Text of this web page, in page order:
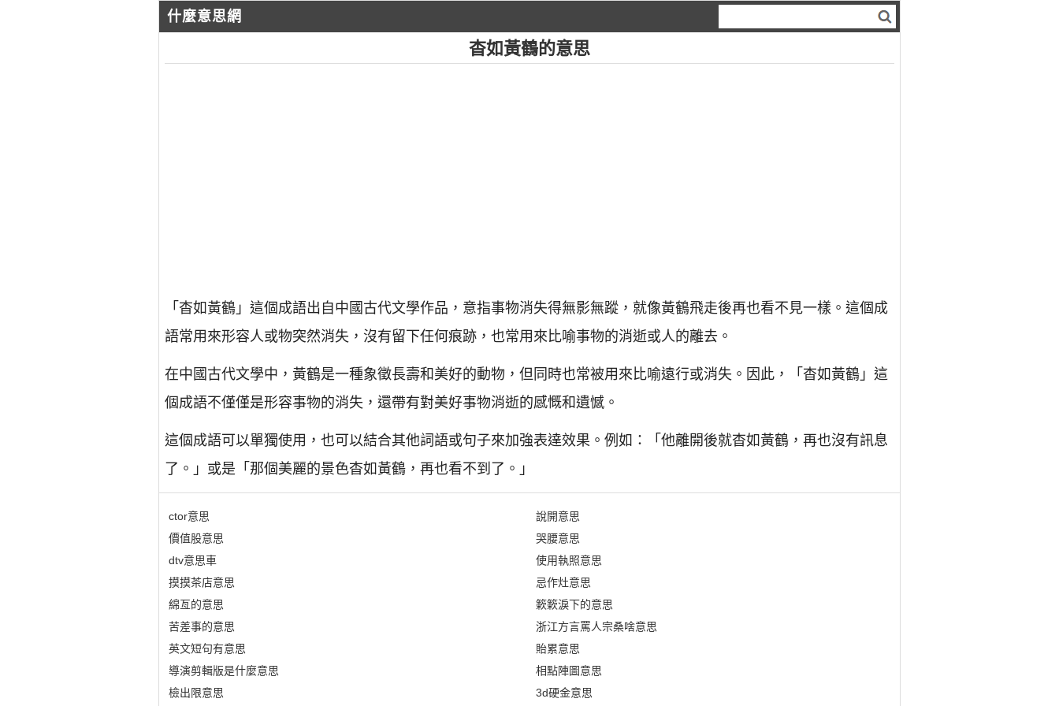
什麼意思網
杳如黃鶴的意思
「杳如黃鶴」這個成語出自中國古代文學作品，意指事物消失得無影無蹤，就像黃鶴飛走後再也看不見一樣。這個成
語常用來形容人或物突然消失，沒有留下任何痕跡，也常用來比喻事物的消逝或人的離去。
在中國古代文學中，黃鶴是一種象徵長壽和美好的動物，但同時也常被用來比喻遠行或消失。因此，「杳如黃鶴」這
個成語不僅僅是形容事物的消失，還帶有對美好事物消逝的感慨和遺憾。
這個成語可以單獨使用，也可以結合其他詞語或句子來加強表達效果。例如：「他離開後就杳如黃鶴，再也沒有訊息
了。」或是「那個美麗的景色杳如黃鶴，再也看不到了。」
ctor意思
價值股意思
dtv意思車
摸摸茶店意思
綿亙的意思
苦差事的意思
英文短句有意思
導演剪輯版是什麼意思
檢出限意思
說開意思
哭腰意思
使用執照意思
忌作灶意思
簌簌淚下的意思
浙江方言罵人宗桑啥意思
貽累意思
相點陣圖意思
3d硬金意思